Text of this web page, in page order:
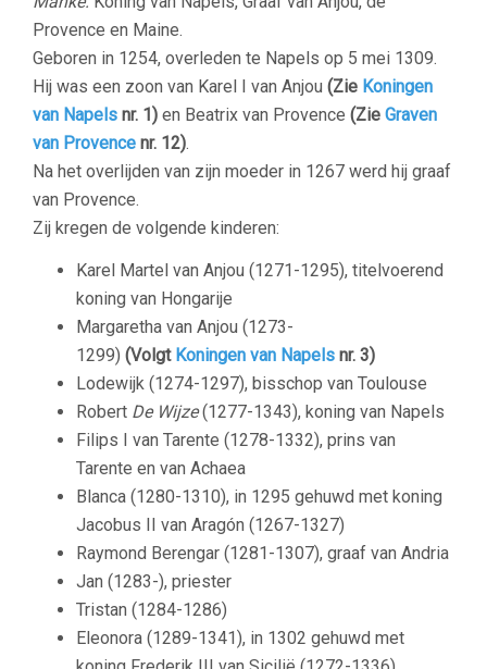
Provence en Maine.
Geboren in 1254, overleden te Napels op 5 mei 1309.
Hij was een zoon van Karel I van Anjou (Zie Koningen
van Napels nr. 1) en Beatrix van Provence (Zie Graven
van Provence nr. 12).
Na het overlijden van zijn moeder in 1267 werd hij graaf
van Provence.
Zij kregen de volgende kinderen:
Karel Martel van Anjou (1271-1295), titelvoerend
koning van Hongarije
Margaretha van Anjou (1273-
1299) (Volgt Koningen van Napels nr. 3)
Lodewijk (1274-1297), bisschop van Toulouse
Robert De Wijze(1277-1343), koning van Napels
Filips I van Tarente (1278-1332), prins van
Tarente en van Achaea
Blanca (1280-1310), in 1295 gehuwd met koning
Jacobus II van Aragón (1267-1327)
Raymond Berengar (1281-1307), graaf van Andria
Jan (1283-), priester
Tristan (1284-1286)
Eleonora (1289-1341), in 1302 gehuwd met